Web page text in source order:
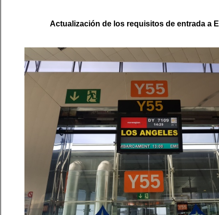
Actualización de los requisitos de entrada a